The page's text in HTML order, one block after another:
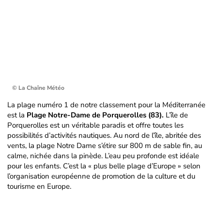
© La Chaîne Météo
La plage numéro 1 de notre classement pour la Méditerranée
est la Plage Notre-Dame de Porquerolles (83). L’île de
Porquerolles est un véritable paradis et offre toutes les
possibilités d’activités nautiques. Au nord de l’île, abritée des
vents, la plage Notre Dame s’étire sur 800 m de sable fin, au
calme, nichée dans la pinède. L’eau peu profonde est idéale
pour les enfants. C’est la « plus belle plage d’Europe » selon
l’organisation européenne de promotion de la culture et du
tourisme en Europe.